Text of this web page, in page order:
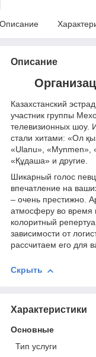
Описание
Описание
Казахстанский
участник группы
телевизионных шоу.
стали хитами: «Ол
«Ulanu», «Mynmen»,
«Құдаша» и другие.
Шикарный голос
впечатление на
– очень престижно.
атмосферу во время
колоритный
зависимости от
рассчитаем его для
Скрыть
Характеристики
Основные
Тип услуги